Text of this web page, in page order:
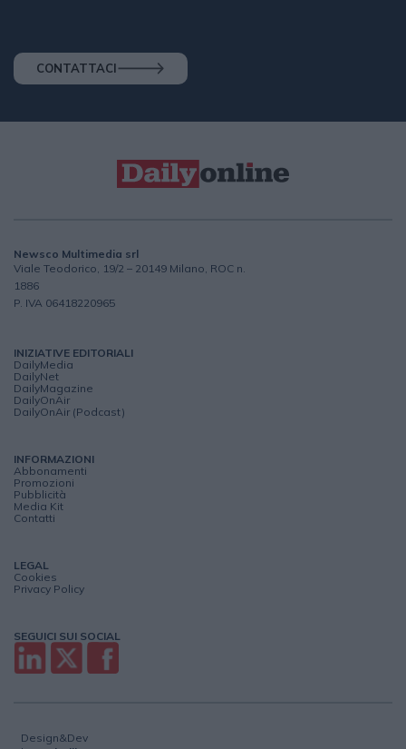
CONTATTACI
Newsco Multimedia srl
Viale Teodorico, 19/2 – 20149 Milano, ROC n.
1886
P. IVA 06418220965
INIZIATIVE EDITORIALI
DailyMedia
DailyNet
DailyMagazine
DailyOnAir
DailyOnAir (Podcast)
INFORMAZIONI
Abbonamenti
Promozioni
Pubblicità
Media Kit
Contatti
LEGAL
Cookies
Privacy Policy
SEGUICI SUI SOCIAL
Design&Dev